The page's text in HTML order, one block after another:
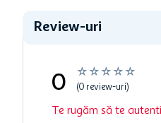
Review-uri
☆ ☆ ☆ ☆ ☆
0 (0 review-uri)
Te rugăm să te